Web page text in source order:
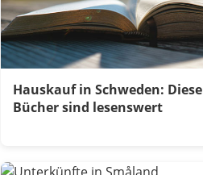
Hauskauf in Schweden: Diese
Bücher sind lesenswert